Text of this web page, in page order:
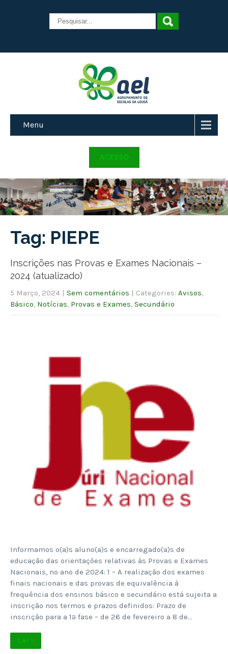
Menu
ACESSO
Tag: PIEPE
Inscrições nas Provas e Exames Nacionais –
2024 (atualizado)
5 Março, 2024 | Sem comentários | Categories: Avisos
Básico Notícias Provas e Exames Secundário
Informamos o(a)s aluno(a)s e encarregado(a)s de
educação das orientações relativas às Provas e Exames
Nacionais, no ano de 2024: 1 – A realização dos exames
finais nacionais e das provas de equivalência à
frequência dos ensinos básico e secundário está sujeita a
inscrição nos termos e prazos definidos:​ Prazo de
inscrição para a 1ª fase – de 26 de fevereiro a 8 de…
Ler +